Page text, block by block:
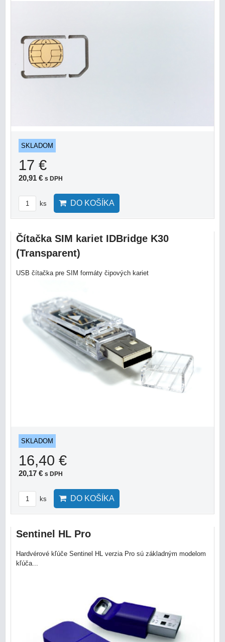
SKLADOM
17 €
20,91 € s DPH
ks DO KOŠÍKA
Čítačka SIM kariet IDBridge K30
(Transparent)
USB čítačka pre SIM formáty čipových kariet
SKLADOM
16,40 €
20,17 € s DPH
ks DO KOŠÍKA
Sentinel HL Pro
Hardvérové kľúče Sentinel HL verzia Pro sú základným modelom
kľúča...